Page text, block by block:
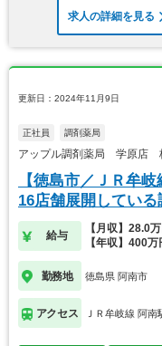
求人の詳細を見る
更新日：2024年11月9日
正社員 調剤薬局
アップル調剤薬局 学原店
【徳島市／ＪＲ牟
16店舗展開してい
給与
【月収】28.0
【年収】400
勤務地 徳島県 阿南市
アクセス ＪＲ牟岐線 阿南